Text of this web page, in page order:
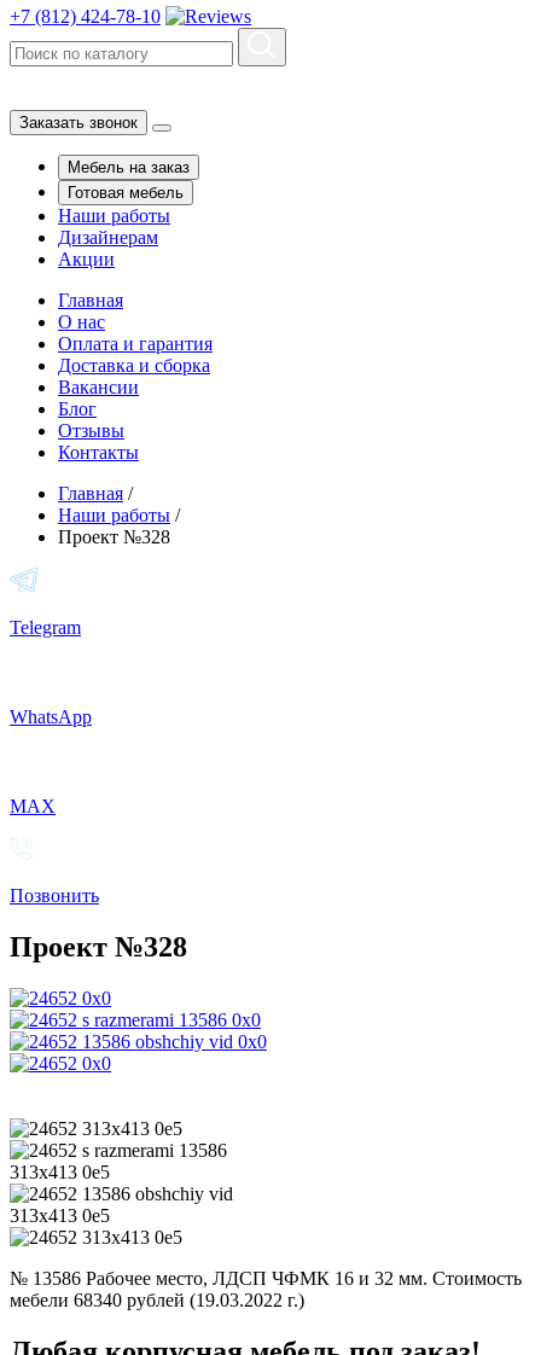
+7 (812) 424-78-10
Заказать звонок
Мебель на заказ
Готовая мебель
Наши работы
Дизайнерам
Акции
Главная
О нас
Оплата и гарантия
Доставка и сборка
Вакансии
Блог
Отзывы
Контакты
Главная /
Наши работы /
Проект №328
Telegram
WhatsApp
MAX
Позвонить
Проект №328
№ 13586 Рабочее место, ЛДСП ЧФМК 16 и 32 мм. Стоимость
мебели 68340 рублей (19.03.2022 г.)